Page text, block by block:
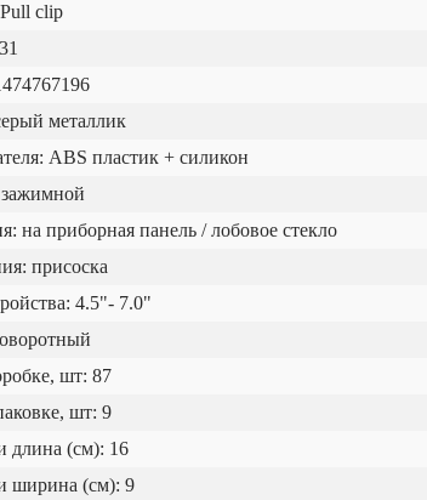
clip
металлик
ABS пластик + силикон
на приборная панель / лобовое стекло
присоска
4.5"- 7.0"
шт: 87
шт: 9
длина (см): 16
ширина (см): 9